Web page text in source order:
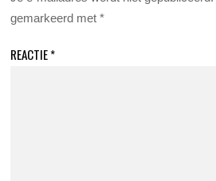
gemarkeerd met*
REACTIE*